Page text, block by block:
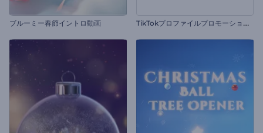
ブルーミー春節イントロ動画 T
ikTokプロファイルプロモーションビデオ